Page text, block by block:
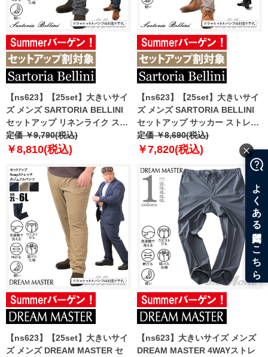
【ns623】【25set】大きいサイ
ズ メンズ SARTORIA BELLINI
セットアップ リネンライク スト
レッチ パンツ 軽量 ウォッシャブ
ル スマリラ azs2518-sp
定価 ￥9,790(税込)
￥8,810(税込)
【ns623】【25set】大きいサイ
ズ メンズ SARTORIA BELLINI
セットアップ サッカー ストレッ
チ パンツ 軽量 ウォッシャブル
スマリラ azps2518-se1 【fre】
定価 ￥8,690(税込)
￥7,820(税込)
【ns623】【25set】大きいサイ
ズ メンズ DREAM MASTER セ
【ns623】大きいサイズ メンズ
DREAM MASTER 4WAYストレ